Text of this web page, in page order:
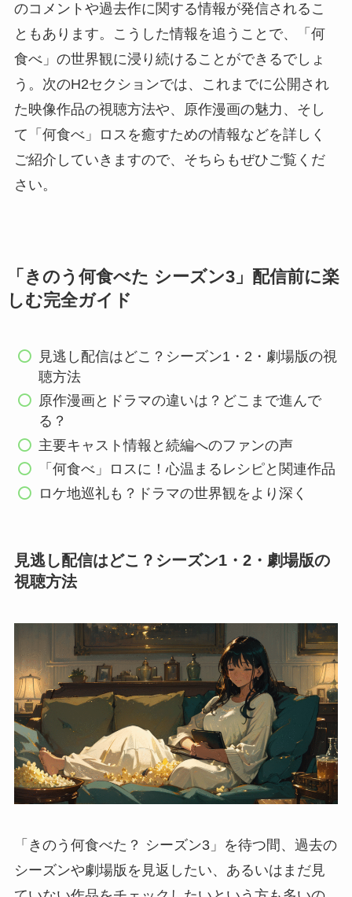
のコメントや過去作に関する情報が発信されるこ
ともあります。こうした情報を追うことで、「何
食べ」の世界観に浸り続けることができるでしょ
う。次のH2セクションでは、これまでに公開され
た映像作品の視聴方法や、原作漫画の魅力、そし
て「何食べ」ロスを癒すための情報などを詳しく
ご紹介していきますので、そちらもぜひご覧くだ
さい。
「きのう何食べた シーズン3」配信前に楽
しむ完全ガイド
見逃し配信はどこ？シーズン1・2・劇場版の視
聴方法
原作漫画とドラマの違いは？どこまで進んで
る？
主要キャスト情報と続編へのファンの声
「何食べ」ロスに！心温まるレシピと関連作品
ロケ地巡礼も？ドラマの世界観をより深く
見逃し配信はどこ？シーズン1・2・劇場版の
視聴方法
「きのう何食べた？ シーズン3」を待つ間、過去の
シーズンや劇場版を見返したい、あるいはまだ見